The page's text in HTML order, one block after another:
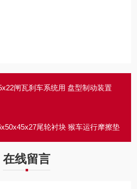
闸瓦刹车系统用 盘型制动装置
尾轮衬块 猴车运行摩擦垫
在线留言